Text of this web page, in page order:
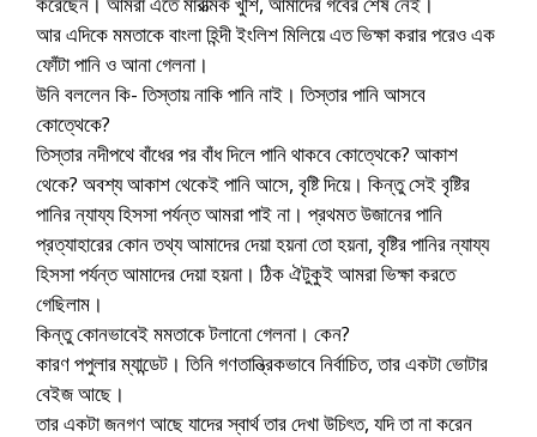
আর এদিকে মমতাকে বাংলা হিন্দী ইংলিশ মিলিয়ে এত ভিক্ষা করার পরেও এক
ফোঁটা পানি ও আনা গেলনা।
উনি বললেন কি- তিস্তায় নাকি পানি নাই। তিস্তার পানি আসবে
কোত্থেকে?
তিস্তার নদীপথে বাঁধের পর বাঁধ দিলে পানি থাকবে কোত্থেকে? আকাশ
থেকে? অবশ্য আকাশ থেকেই পানি আসে, বৃষ্টি দিয়ে। কিন্তু সেই বৃষ্টির
পানির ন্যায্য হিসসা পর্যন্ত আমরা পাই না। প্রথমত উজানের পানি
প্রত্যাহারের কোন তথ্য আমাদের দেয়া হয়না তো হয়না, বৃষ্টির পানির ন্যায্য
হিসসা পর্যন্ত আমাদের দেয়া হয়না। ঠিক ঐটুকুই আমরা ভিক্ষা করতে
গেছিলাম।
কিন্তু কোনভাবেই মমতাকে টলানো গেলনা। কেন?
কারণ পপুলার ম্যান্ডেট। তিনি গণতান্ত্রিকভাবে নির্বাচিত, তার একটা ভোটার
বেইজ আছে।
তার একটা জনগণ আছে যাদের স্বার্থ তার দেখা উচিৎত, যদি তা না করেন